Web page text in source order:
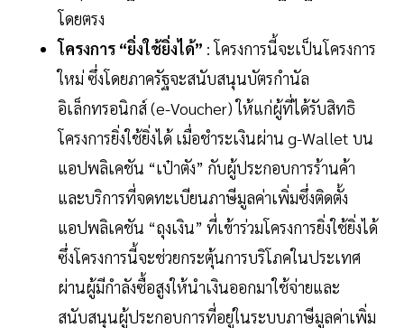
โดยตรง
โครงการ “ยิ่งใช้ยิ่งได้” : โครงการนี้จะเป็นโครงการ
ใหม่ ซึ่งโดยภาครัฐจะสนับสนุนบัตรกำนัล
อิเล็กทรอนิกส์ (e-Voucher) ให้แก่ผู้ที่ได้รับสิทธิ
โครงการยิ่งใช้ยิ่งได้ เมื่อชำระเงินผ่าน g-Wallet บน
แอปพลิเคชัน “เป๋าตัง” กับผู้ประกอบการร้านค้า
และบริการที่จดทะเบียนภาษีมูลค่าเพิ่มซึ่งติดตั้ง
แอปพลิเคชัน “ถุงเงิน” ที่เข้าร่วมโครงการยิ่งใช้ยิ่งได้
ซึ่งโครงการนี้จะช่วยกระตุ้นการบริโภคในประเทศ
ผ่านผู้มีกำลังซื้อสูงให้นำเงินออกมาใช้จ่ายและ
สนับสนุนผู้ประกอบการที่อยู่ในระบบภาษีมูลค่าเพิ่ม